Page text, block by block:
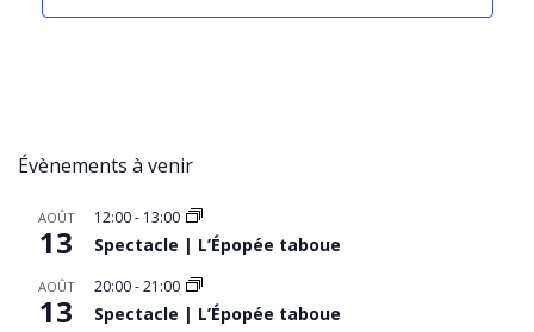
Évènements à venir
AOÛT
13
12:00- 13:00
Spectacle | L’Épopée taboue
AOÛT
13
20:00-21:00
Spectacle | L’Épopée taboue